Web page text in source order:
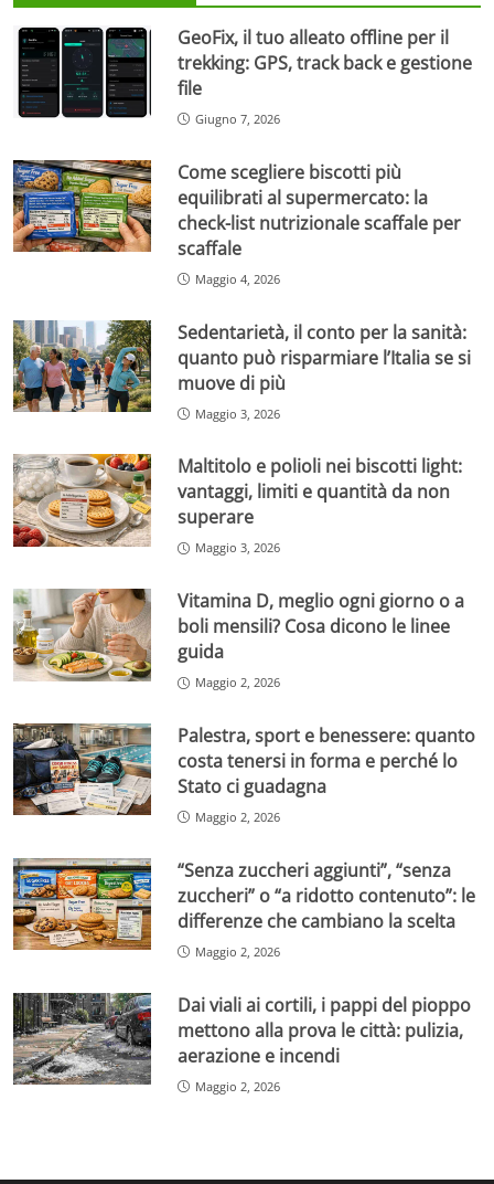
GeoFix, il tuo alleato offline per il
trekking: GPS, track back e gestione
file
Giugno 7, 2026
Come scegliere biscotti più
equilibrati al supermercato: la
check-list nutrizionale scaffale per
scaffale
Maggio 4, 2026
Sedentarietà, il conto per la sanità:
quanto può risparmiare l’Italia se si
muove di più
Maggio 3, 2026
Maltitolo e polioli nei biscotti light:
vantaggi, limiti e quantità da non
superare
Maggio 3, 2026
Vitamina D, meglio ogni giorno o a
boli mensili? Cosa dicono le linee
guida
Maggio 2, 2026
Palestra, sport e benessere: quanto
costa tenersi in forma e perché lo
Stato ci guadagna
Maggio 2, 2026
“Senza zuccheri aggiunti”, “senza
zuccheri” o “a ridotto contenuto”: le
differenze che cambiano la scelta
Maggio 2, 2026
Dai viali ai cortili, i pappi del pioppo
mettono alla prova le città: pulizia,
aerazione e incendi
Maggio 2, 2026